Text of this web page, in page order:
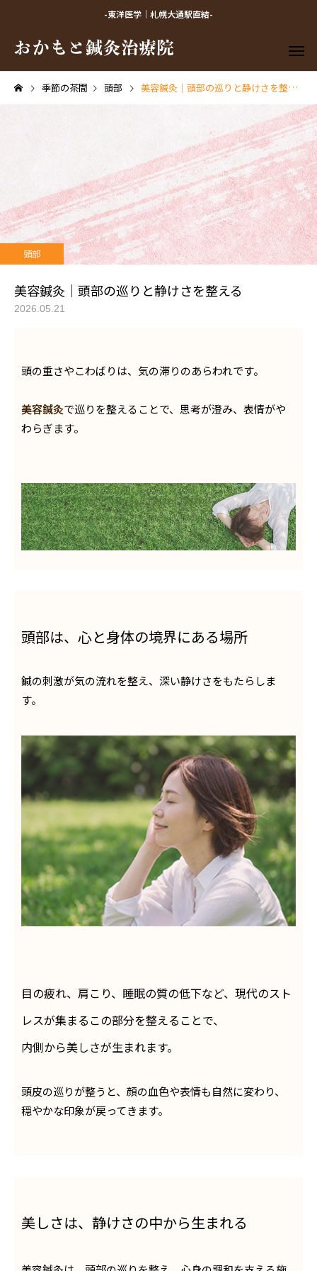
-東洋医学｜札幌大通駅直結-
季節の茶間 頭部 美容鍼灸｜頭部の巡りと静けさを整える
頭部
美容鍼灸｜頭部の巡りと静けさを整える
2026.05.21
頭の重さやこわばりは、気の滞りのあらわれです。
美容鍼灸で巡りを整えることで、思考が澄み、表情がや
わらぎます。
頭部は、心と身体の境界にある場所
鍼の刺激が気の流れを整え、深い静けさをもたらしま
す。
目の疲れ、肩こり、睡眠の質の低下など、現代のスト
レスが集まるこの部分を整えることで、
内側から美しさが生まれます。
頭皮の巡りが整うと、顔の血色や表情も自然に変わり、
穏やかな印象が戻ってきます。
美しさは、静けさの中から生まれる